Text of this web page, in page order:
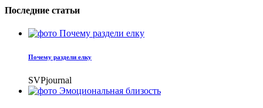
Последние статьи
Почему раздели елку
SVPjournal